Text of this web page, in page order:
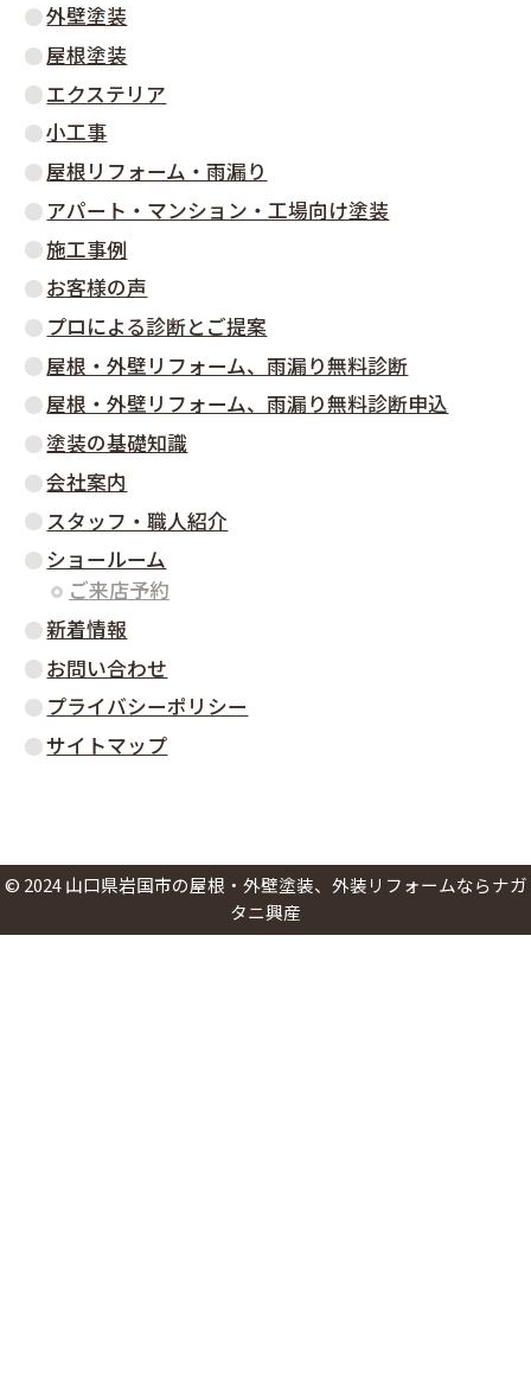
外壁塗装
屋根塗装
エクステリア
小工事
屋根リフォーム・雨漏り
アパート・マンション・工場向け塗装
施工事例
お客様の声
プロによる診断とご提案
屋根・外壁リフォーム、雨漏り無料診断
屋根・外壁リフォーム、雨漏り無料診断申込
塗装の基礎知識
会社案内
スタッフ・職人紹介
ショールーム
ご来店予約
新着情報
お問い合わせ
プライバシーポリシー
サイトマップ
© 2024 山口県岩国市の屋根・外壁塗装、外装リフォームならナガ
タニ興産